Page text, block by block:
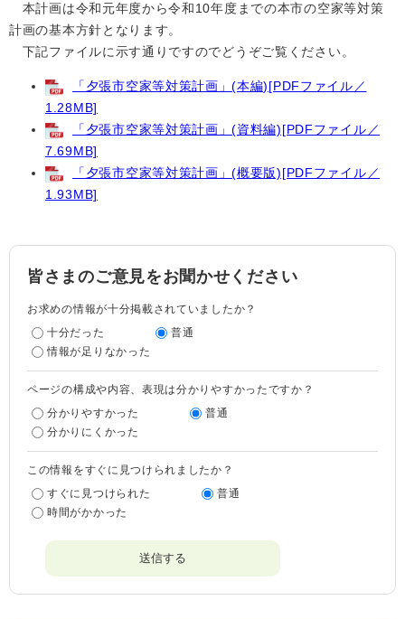
本計画は令和元年度から令和10年度までの本市の空家等対策
計画の基本方針となります。
下記ファイルに示す通りですのでどうぞご覧ください。
「夕張市空家等対策計画」(本編)[PDFファイル／
1.28MB]
「夕張市空家等対策計画」(資料編)[PDFファイル／
7.69MB]
「夕張市空家等対策計画」(概要版)[PDFファイル／
1.93MB]
皆さまのご意見をお聞かせください
お求めの情報が十分掲載されていましたか？
十分だった
普通
情報が足りなかった
ページの構成や内容、表現は分かりやすかったですか？
分かりやすかった
普通
分かりにくかった
この情報をすぐに見つけられましたか？
すぐに見つけられた
普通
時間がかかった